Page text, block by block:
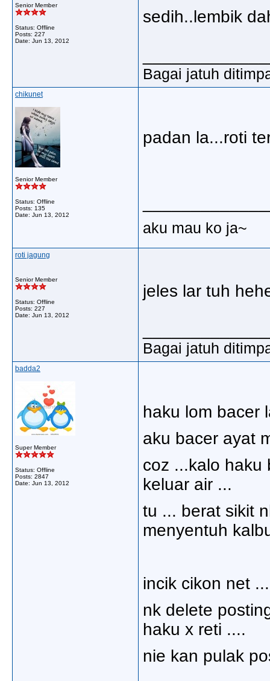
Senior Member
Status: Offline
Posts: 227
Date: Jun 13, 2012
sedih..lembik
Bagai jatuh
chikunet
Senior Member
Status: Offline
Posts: 135
Date: Jun 13, 2012
padan la...roti
aku mau ko ja~
roti jagung
Senior Member
Status: Offline
Posts: 227
Date: Jun 13, 2012
jeles lar tuh
Bagai jatuh
badda2
Super Member
Status: Offline
Posts: 2847
Date: Jun 13, 2012
haku lom bacer
aku bacer ayat
coz ...kalo haku
keluar air ...
tu ... berat sikit
menyentuh
incik cikon net
nk delete
haku x reti ....
nie kan pulak